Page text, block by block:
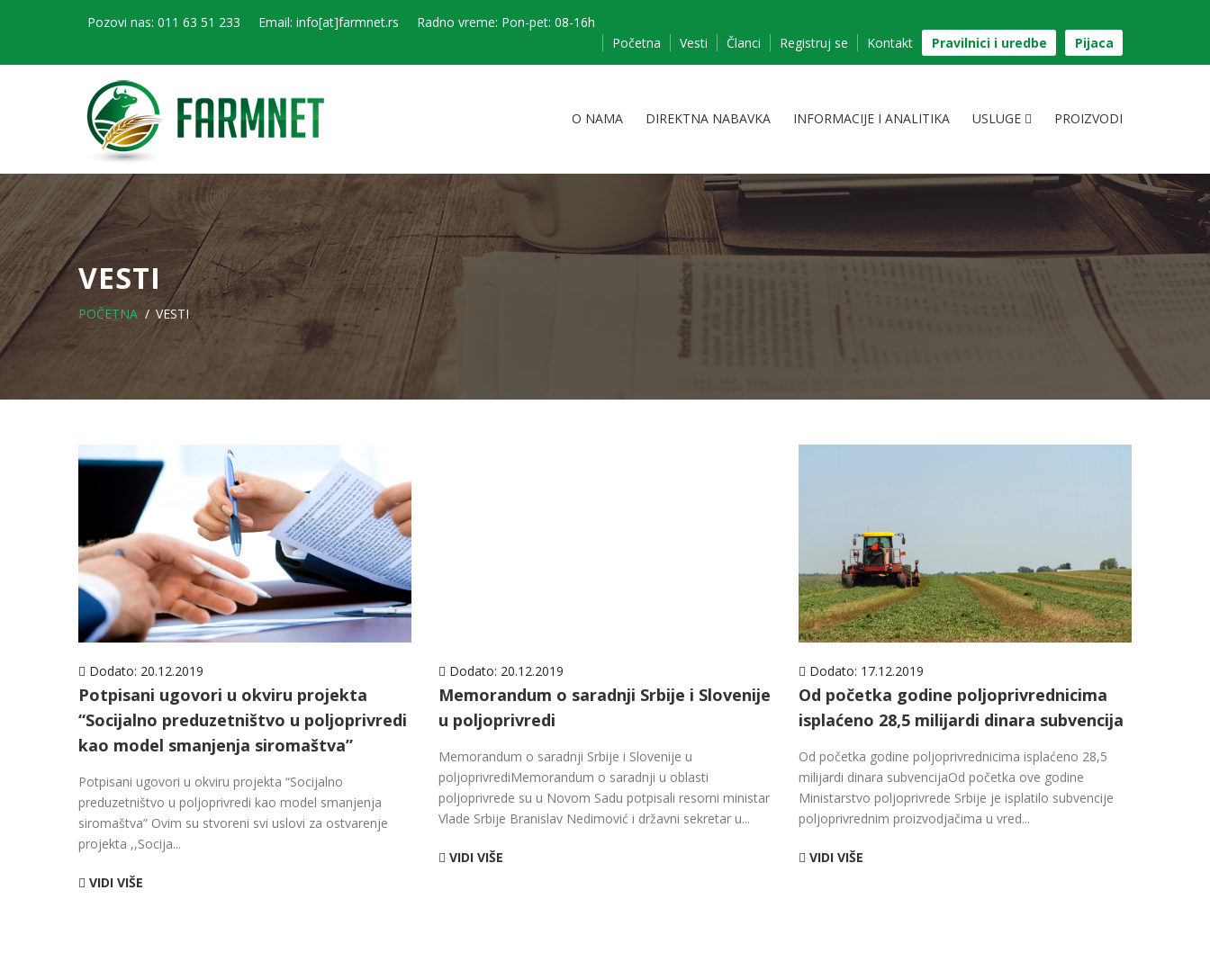
Pozovi nas: 011 63 51 233 Email: info[at]farmnet.rs
Radno vreme: Pon-pet: 08-16h
Početna
Vesti Članci Registruj se Kontakt Pravilnici i uredbe Pijaca
O NAMA DIREKTNA NABAVKA INFORMACIJE I ANALITIKA USLUGE PROIZVODI
VESTI
POČETNA VESTI
Dodato: 20.12.2019
Potpisani ugovori u okviru projekta
“Socijalno preduzetništvo u poljoprivredi
kao model smanjenja siromaštva”
Potpisani ugovori u okviru projekta “Socijalno
preduzetništvo u poljoprivredi kao model smanjenja
siromaštva” Ovim su stvoreni svi uslovi za ostvarenje
projekta ,,Socija...
VIDI VIŠE
Dodato: 20.12.2019
Memorandum o saradnji Srbije i Slovenije
u poljoprivredi
Memorandum o saradnji Srbije i Slovenije u
poljoprivrediMemorandum o saradnji u oblasti
poljoprivrede su u Novom Sadu potpisali resorni ministar
Vlade Srbije Branislav Nedimović i državni sekretar u...
VIDI VIŠE
Dodato: 17.12.2019
Od početka godine poljoprivrednicima
isplaćeno 28,5 milijardi dinara subvencija
Od početka godine poljoprivrednicima isplaćeno 28,5
milijardi dinara subvencijaOd početka ove godine
Ministarstvo poljoprivrede Srbije je isplatilo subvencije
poljoprivrednim proizvodjačima u vred...
VIDI VIŠE